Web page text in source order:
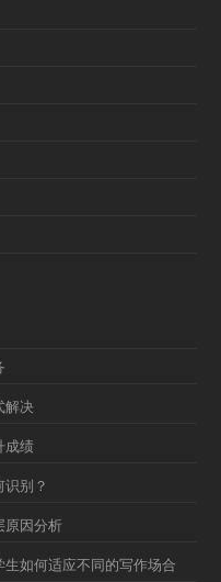
解决
成绩
别？
原因分析
如何适应不同的写作场合